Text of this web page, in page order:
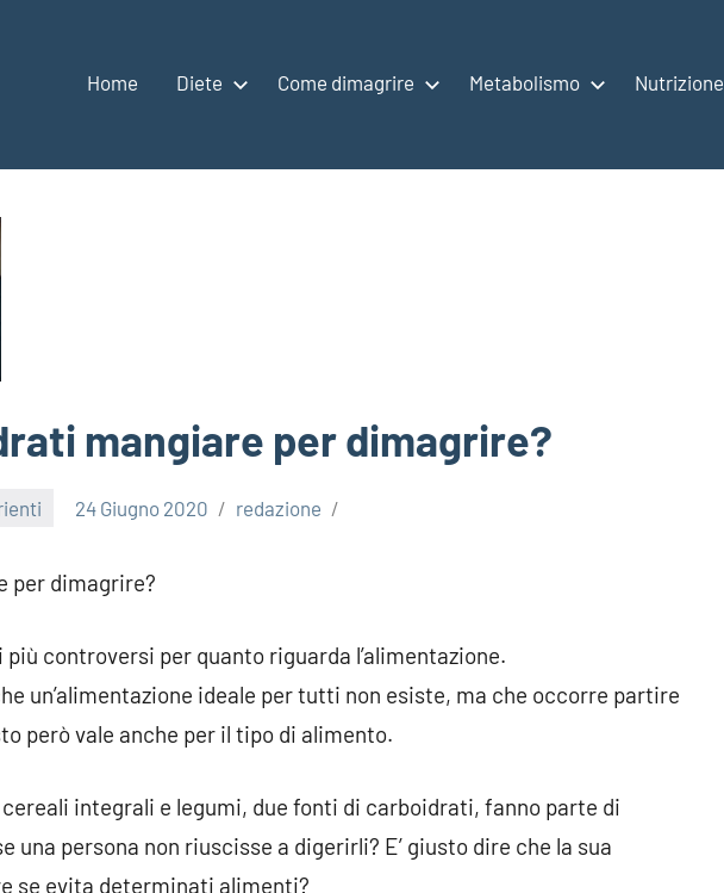
Home Diete Come dimagrire Metabolismo Nutrizione
mangiare per dimagrire?
24 Giugno 2020 redazione
per dimagrire?
controversi per quanto riguarda l’alimentazione.
un’alimentazione ideale per tutti non esiste, ma che occorre partire
però vale anche per il tipo di alimento.
integrali e legumi, due fonti di carboidrati, fanno parte di
una persona non riuscisse a digerirli? E’ giusto dire che la sua
se evita determinati alimenti?